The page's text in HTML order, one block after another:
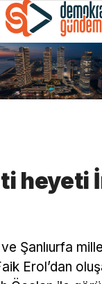
heyeti
Şanlıurfa
Erol’dan